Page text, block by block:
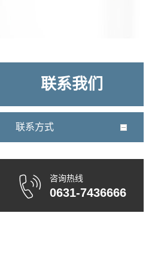
联系我们
联系方式
咨询热线
0631-7436666